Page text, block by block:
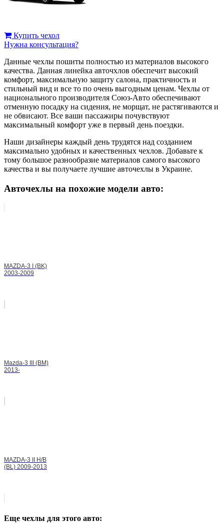
Купить чехол
Нужна консультация?
Данные чехлы пошиты полностью из материалов высокого
качества. Данная линейка авточхлов обеспечит высокий
комфорт, максимальную защиту салона, практичность и
стильный вид и все то по очень выгодным ценам. Чехлы от
национального производителя Союз-Авто обеспечивают
отменную посадку на сидения, не морщат, не растягиваются и
не обвисают. Все ваши пассажиры почувствуют
максимальный комфорт уже в первый день поездки.
Наши дизайнеры каждый день трудятся над созданием
максимально удобных и качественных чехлов. Добавьте к
тому большое разнообразие материалов самого высокого
качества и вы получаете лучшие авточехлы в Украине.
Авточехлы на похожие модели авто:
MAZDA-3 I (BK)
2003-2009
Mazda-3 III (BM)
2013-
MAZDA-3 II H/B
(BL) 2009-2013
Еще чехлы для этого авто: